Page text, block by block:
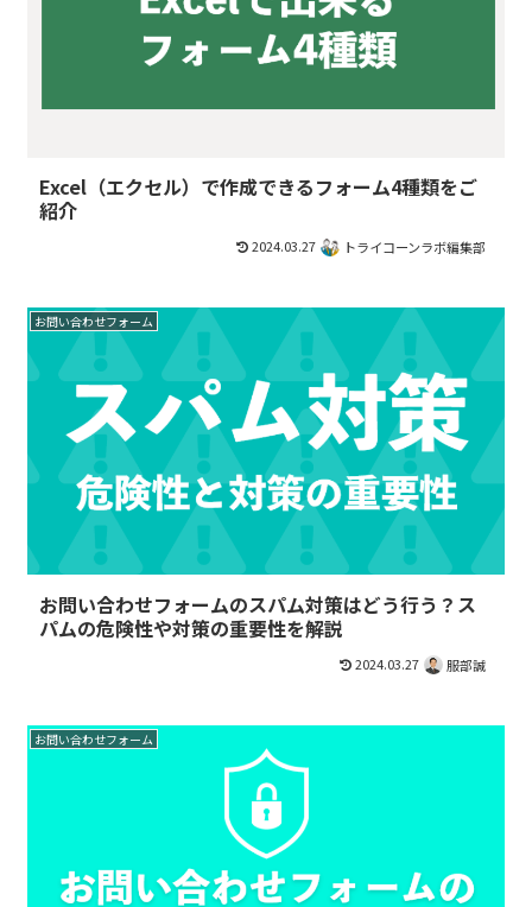
Excel（エクセル）で作成できるフォーム4種類をご
紹介
2024.03.27 トライコーンラボ編集部
お問い合わせフォーム
お問い合わせフォームのスパム対策はどう行う？ス
パムの危険性や対策の重要性を解説
2024.03.27 服部誠
お問い合わせフォーム